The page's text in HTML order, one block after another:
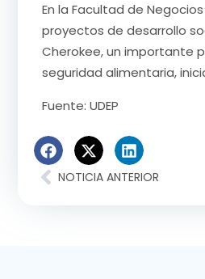
En la Facultad de
proyectos de desarrollo
Cherokee, un importante
seguridad alimentaria,
Fuente: UDEP
NOTICIA ANTERIOR